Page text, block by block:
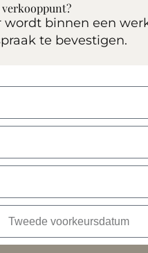
wordt binnen een
te bevestigen.